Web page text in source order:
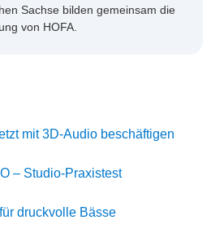
Sachse bilden gemeinsam die
von HOFA.
mit 3D-Audio beschäftigen
– Studio-Praxistest
druckvolle Bässe